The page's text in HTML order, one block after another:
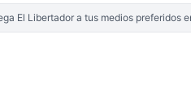
El Libertador a tus medios preferidos